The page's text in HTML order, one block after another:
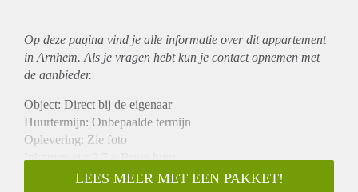
Op deze pagina vind je alle informatie over ditappartement
in Arnhem. Als je vragen hebt kun je contact opnemen met
de aanbieder.
Object: Direct bij de eigenaar
Huurtermijn: Onbepaalde termijn
Oplevering: Zie foto
Inkomen eis: 2,7 x Bruto huur
Garantiestelling mogelijk: Ja
LEES MEER MET EEN PAKKET!